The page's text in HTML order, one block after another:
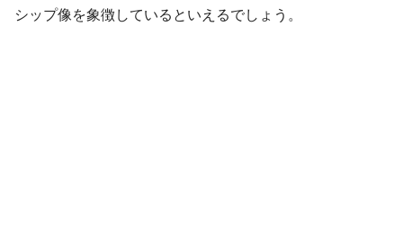
シップ像を象徴しているといえるでしょう。